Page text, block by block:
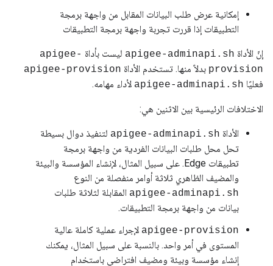
إمكانية عرض طلب البيانات المقابل من واجهة برمجة
التطبيقات إذا قررت تجربة واجهة برمجة التطبيقات
إنّ الأداة apigee-adminapi.sh ليست بأداة apigee-
provision بدلاً منها. تستخدم الأداة apigee-provision
فعليًا apigee-adminapi.sh لأداء مهامه.
الاختلافات الرئيسية بين الاثنين هي:
الأداة apigee-adminapi.sh لتنفيذ دوال بسيطة
تحل محل طلبات البيانات الفردية من واجهة برمجة
تطبيقات Edge. على سبيل المثال، لإنشاء المؤسسة والبيئة
والمضيف الظاهري ثلاثة أوامر منفصلة من النوع
apigee-adminapi.sh المقابلة لثلاثة طلبات
بيانات من واجهة برمجة التطبيقات.
apigee-provision لإجراء عملية كاملة عالية
المستوى في أمر واحد. بالنسبة على سبيل المثال، يمكنك
إنشاء مؤسسة وبيئة ومضيف افتراضي باستخدام